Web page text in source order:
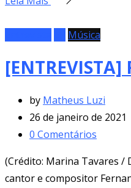
Música
by Matheus Luzi
26 de janeiro de 2021
0 Comentários
(Crédito: Marina Tavares /
cantor e compositor